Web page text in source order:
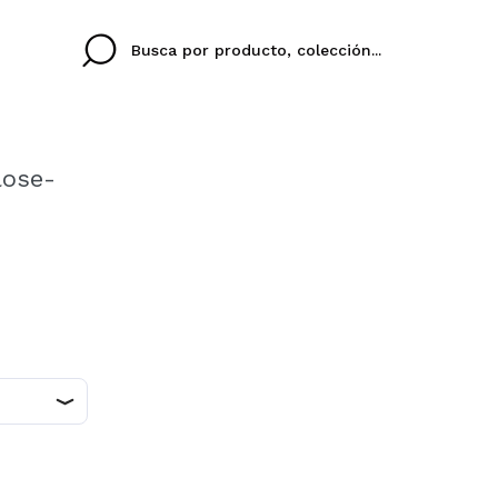
Al crear una cuenta
rápidamente, revisar
IDIOMA
colori